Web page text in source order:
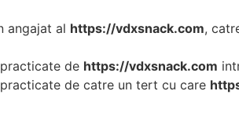
angajat al https://vdxsnack.com,
de https://vdxsnack.com
de catre un tert cu care